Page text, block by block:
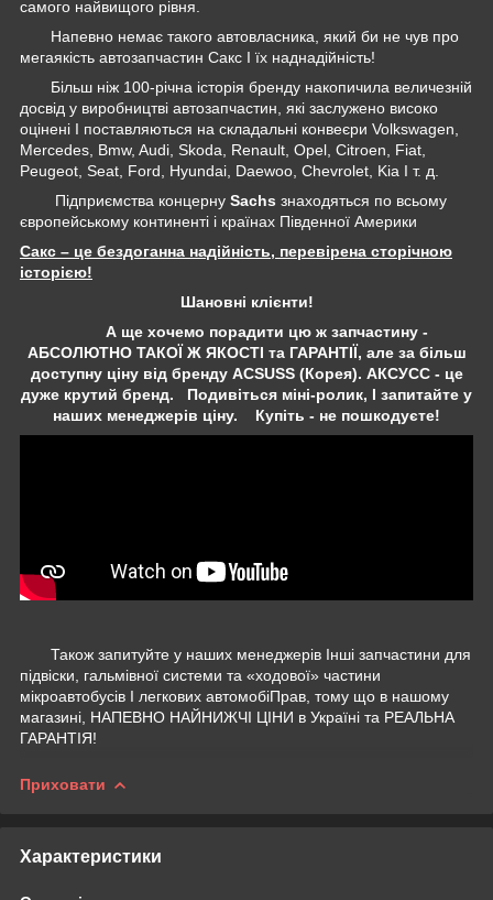
самого найвищого рівня.
Напевно немає такого автовласника, який би не чув про
мегаякість автозапчастин Сакс І їх наднадійність!
Більш ніж 100-річна історія бренду накопичила величезній
досвід у виробництві автозапчастин, які заслужено високо
оцінені І поставляються на складальні конвеєри Volkswagen,
Mercedes, Bmw, Audi, Skoda, Renault, Opel, Citroen, Fiat,
Peugeot, Seat, Ford, Hyundai, Daewoo, Chevrolet, Kia І т. д.
Підприємства концерну Sachs знаходяться по всьому
європейському континенті і країнах Південної Америки
Сакс – це бездоганна надійність, перевірена сторічною
історією!
Шановні клієнти!
А ще хочемо порадити цю ж запчастину -
АБСОЛЮТНО ТАКОЇ Ж ЯКОСТІ та ГАРАНТІЇ, але за більш
доступну ціну від бренду ACSUSS (Корея). АКСУСС - це
дуже крутий бренд. Подивіться міні-ролик, І запитайте у
наших менеджерів ціну. Купіть - не пошкодуєте!
Також запитуйте у наших менеджерів Інші запчастини для
підвіски, гальмівної системи та «ходової» частини
мікроавтобусів І легкових автомобіПрав, тому що в нашому
магазині, НАПЕВНО НАЙНИЖЧІ ЦІНИ в Україні та РЕАЛЬНА
ГАРАНТІЯ!
Приховати
Характеристики